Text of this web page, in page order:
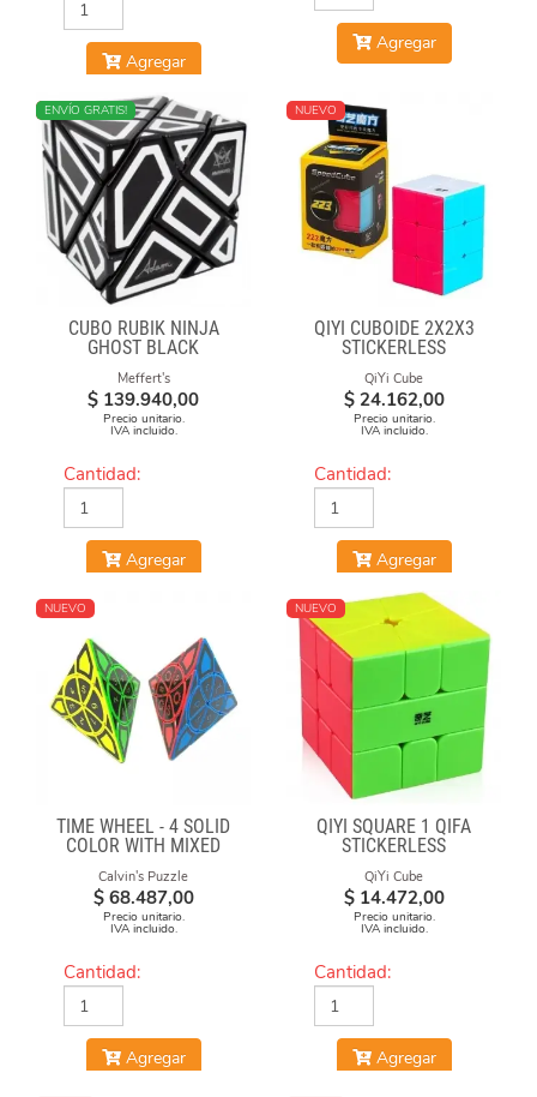
Agregar
Agregar
NUEVO
ENVÍO GRATIS!
CUBO RUBIK NINJA
GHOST BLACK
Meffert's
$ 139.940,00
Precio unitario.
IVA incluido.
Cantidad:
Agregar
NUEVO
QIYI CUBOIDE 2X2X3
STICKERLESS
QiYi Cube
$ 24.162,00
Precio unitario.
IVA incluido.
Cantidad:
Agregar
NUEVO
TIME WHEEL - 4 SOLID
COLOR WITH MIXED
NUMBERS STICKERS
(MOD)
Calvin's Puzzle
$ 68.487,00
Precio unitario.
IVA incluido.
Cantidad:
Agregar
NUEVO
QIYI SQUARE 1 QIFA
STICKERLESS
QiYi Cube
$ 14.472,00
Precio unitario.
IVA incluido.
Cantidad:
Agregar